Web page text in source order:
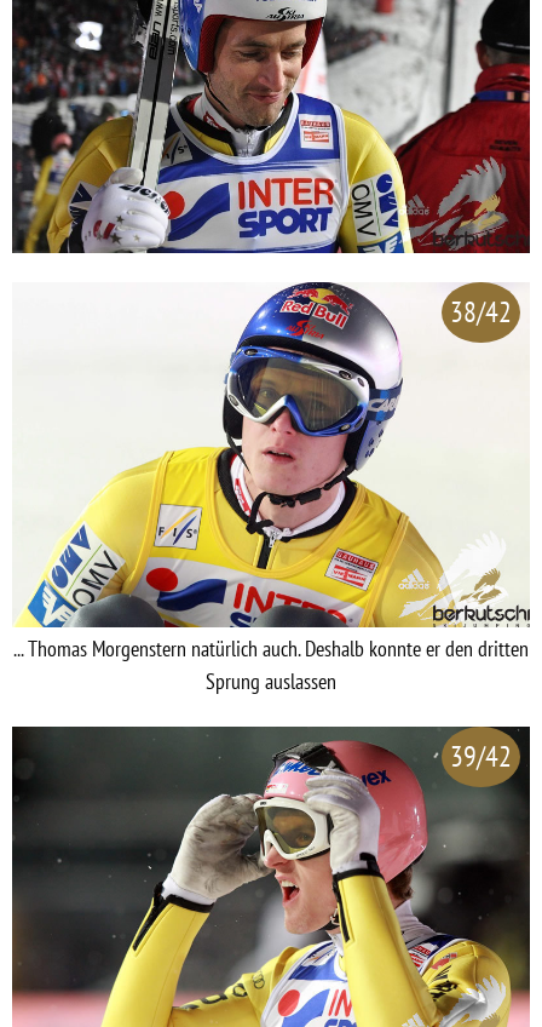
38/42
... Thomas Morgenstern natürlich auch. Deshalb konnte er den dritten
Sprung auslassen
39/42